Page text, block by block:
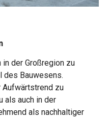
der Großregion zu
des Bauwesens.
Aufwärtstrend zu
als auch in der
als nachhaltiger